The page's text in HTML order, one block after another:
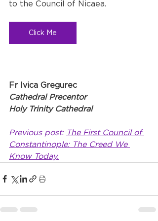
to the Council of Nicaea.
Click Me
Fr Ivica Gregurec
Cathedral Precentor
Holy Trinity Cathedral
Previous post: The First Council of
Constantinople: The Creed We
Know Today.